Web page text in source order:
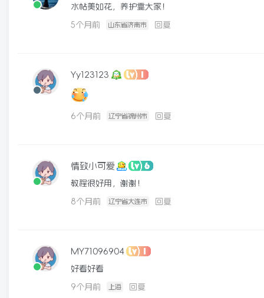
水帖美如花，养护靠大家！
5个月前 山东省济南市 回复
Yy123123
6个月前 辽宁省锦州市 回复
情致小可爱
教程很好用，谢谢！
8个月前 辽宁省大连市 回复
MY71096904
好看好看
9个月前 上海 回复